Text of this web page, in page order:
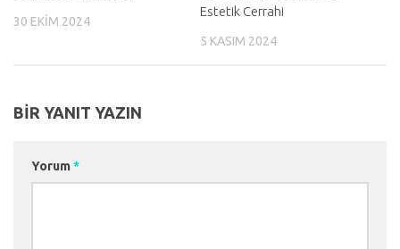
30 EKIM 2024
Estetik Cerrahi
5 KASIM 2024
BIR YANIT YAZIN
Yorum *